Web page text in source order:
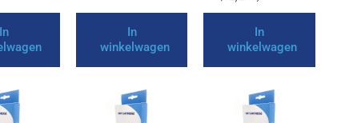
In
In
winkelwagen
In
winkelwagen
product
product